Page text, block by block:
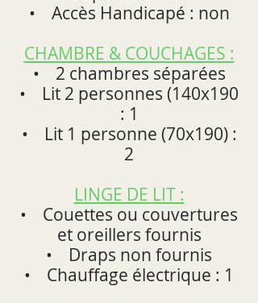
• Accès Handicapé : non
CHAMBRE & COUCHAGES :
• 2 chambres séparées
• Lit 2 personnes (140x190
: 1
• Lit 1 personne (70x190) :
2
LINGE DE LIT :
• Couettes ou couvertures
et oreillers fournis
• Draps non fournis
• Chauffage électrique : 1